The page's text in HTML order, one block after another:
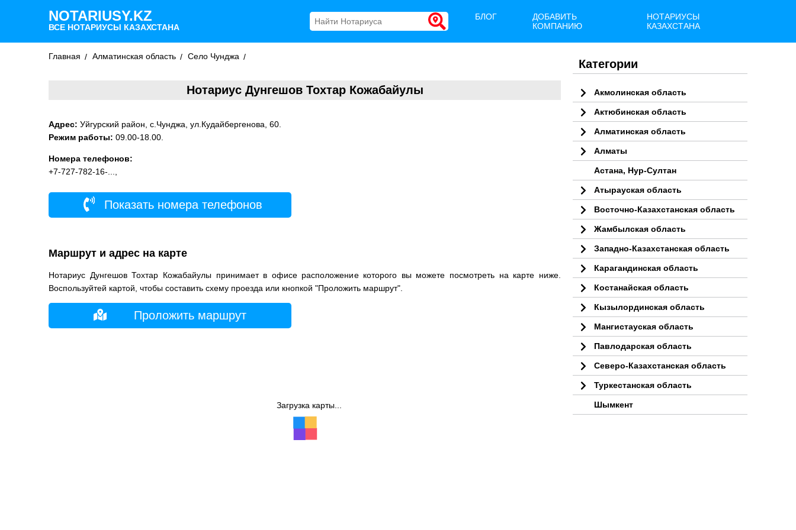
NOTARIUSY.KZ
ВСЕ НОТАРИУСЫ КАЗАХСТАНА
БЛОГ
ДОБАВИТЬ
КОМПАНИЮ
НОТАРИУСЫ
КАЗАХСТАНА
Главная Алматинская область Село Чунджа
Нотариус Дунгешов Тохтар Кожабайулы
Адрес: Уйгурский район, с.Чунджа, ул.Кудайбергенова, 60.
Режим работы: 09.00-18.00.
Номера телефонов:
+7-727-782-16-...,
Показать номера телефонов
Маршрут и адрес на карте
Нотариус Дунгешов Тохтар Кожабайулы принимает в офисе расположение которого вы можете посмотреть на карте ниже.
Воспользуйтей картой, чтобы составить схему проезда или кнопкой "Проложить маршрут".
Проложить маршрут
Загрузка карты...
Категории
Акмолинская область
Актюбинская область
Алматинская область
Алматы
Астана, Нур-Султан
Атырауская область
Восточно-Казахстанская область
Жамбылская область
Западно-Казахстанская область
Карагандинская область
Костанайская область
Кызылординская область
Мангистауская область
Павлодарская область
Северо-Казахстанская область
Туркестанская область
Шымкент